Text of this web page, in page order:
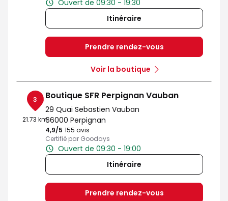
Ouvert de 09:30 - 19:30
Itinéraire
Prendre rendez-vous
Voir la boutique
3
21.73 km
Boutique SFR Perpignan Vauban
29 Quai Sebastien Vauban
66000 Perpignan
4,9/5 Note de 4.9 sur 5
155 avis
Certifié par Goodays
Ouvert de 09:30 - 19:00
Itinéraire
Prendre rendez-vous